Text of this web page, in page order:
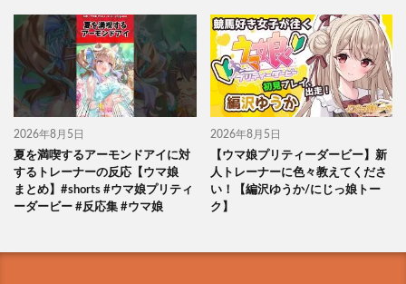
2026年8月5日
夏を満喫するアーモンドアイに対
するトレーナーの反応【ウマ娘
まとめ】#shorts #ウマ娘プリティ
ーダービー #反応集 #ウマ娘
2026年8月5日
【ウマ娘プリティーダービー】新
人トレーナーに色々教えてくださ
い！【編沢ゆうか/にじっ娘トー
ク】